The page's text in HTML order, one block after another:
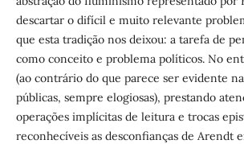
descartar o difícil e muito relevante
que esta tradição nos deixou: a tarefa de
como conceito e problema políticos. No
(ao contrário do que parece ser evidente
públicas, sempre elogiosas), prestando
operações implícitas de leitura e trocas
reconhecíveis as desconfianças de Arendt